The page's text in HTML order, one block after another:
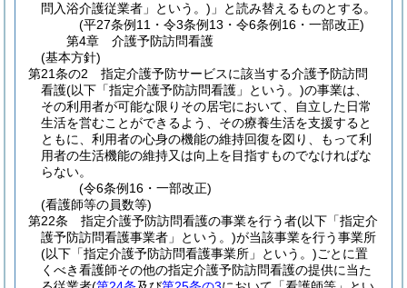
問入浴介護従業者」という。) 」と読み替えるものとする。
(平27条例11・令3条例13・令6条例16・一部改正)
第4章
介護予防訪問看護
(基本方針)
第21条の2
指定介護予防サービスに該当する介護予防訪問
看護(以下「指定介護予防訪問看護」という。)の事業は、
その利用者が可能な限りその居宅において、自立した日常
生活を営むことができるよう、その療養生活を支援すると
ともに、利用者の心身の機能の維持回復を図り、もって利
用者の生活機能の維持又は向上を目指すものでなければな
らない。
(令6条例16・一部改正)
(看護師等の員数等)
第22条
指定介護予防訪問看護の事業を行う者(以下「指定介
護予防訪問看護事業者」という。)が当該事業を行う事業所
(以下「指定介護予防訪問看護事業所」という。)ごとに置
くべき看護師その他の指定介護予防訪問看護の提供に当た